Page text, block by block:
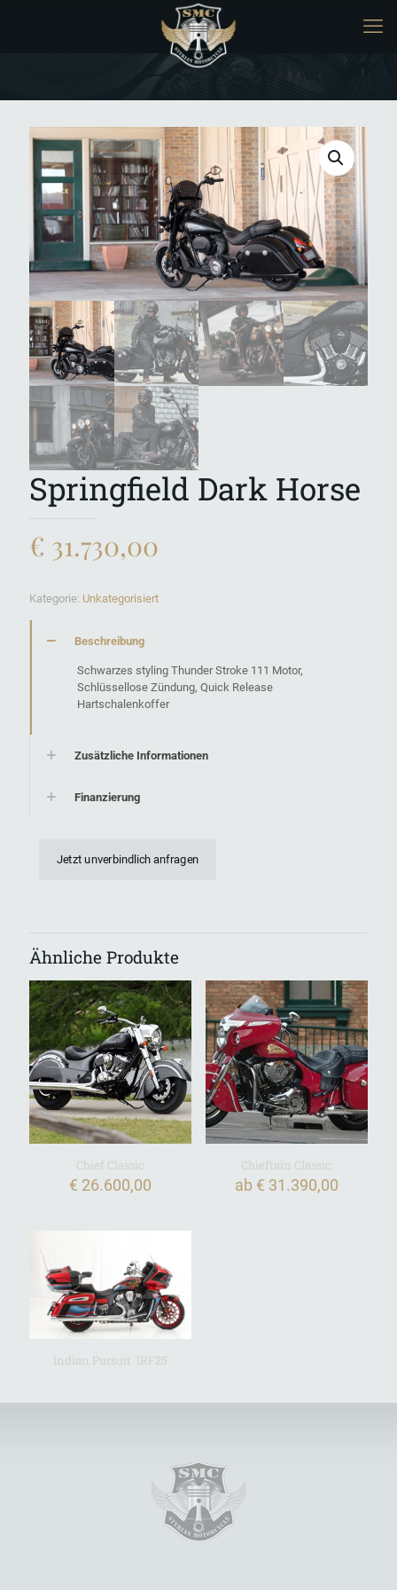
Springfield Dark Horse
€ 31.730,00
Kategorie: Unkategorisiert
Beschreibung
Schwarzes styling Thunder Stroke 111 Motor,
Schlüssellose Zündung, Quick Release
Hartschalenkoffer
Zusätzliche Informationen
Finanzierung
Jetzt unverbindlich anfragen
Ähnliche Produkte
Chief Classic
€ 26.600,00
Chieftain Classic
ab € 31.390,00
Indian Pursuit IRF25